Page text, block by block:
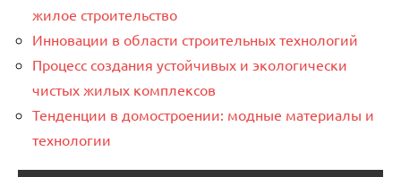
жилое строительство
Инновации в области строительных технологий
Процесс создания устойчивых и экологически
чистых жилых комплексов
Тенденции в домостроении: модные материалы и
технологии